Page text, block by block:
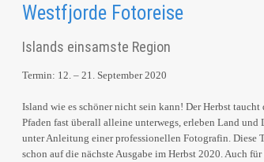
Westfjorde Fotoreise
Islands einsamste Region
Termin: 12. – 21. September 2020
Island wie es schöner nicht sein kann! Der Herbst
Pfaden fast überall alleine unterwegs, erleben Land
unter Anleitung einer professionellen Fotografin.
schon auf die nächste Ausgabe im Herbst 2020. Auch